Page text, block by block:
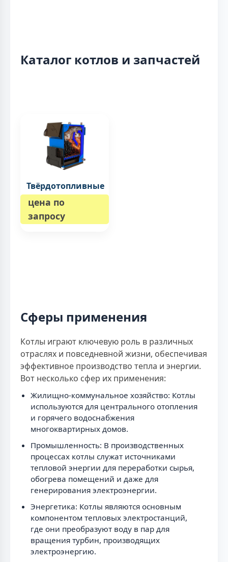
Каталог котлов и запчастей
Твёрдотопливные
цена по
запросу
Сферы применения
Котлы играют ключевую роль в различных
отраслях и повседневной жизни, обеспечивая
эффективное производство тепла и энергии.
Вот несколько сфер их применения:
Жилищно-коммунальное хозяйство: Котлы
используются для центрального отопления
и горячего водоснабжения
многоквартирных домов.
Промышленность: В производственных
процессах котлы служат источниками
тепловой энергии для переработки сырья,
обогрева помещений и даже для
генерирования электроэнергии.
Энергетика: Котлы являются основным
компонентом тепловых электростанций,
где они преобразуют воду в пар для
вращения турбин, производящих
электроэнергию.